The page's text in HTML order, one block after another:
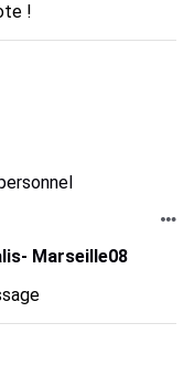
!
Marseille08